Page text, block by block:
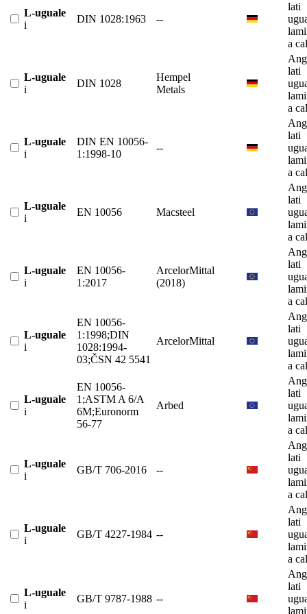
L-uguale
i
DIN 1028:1963 --
lati
a
L-uguale
i
DIN 1028
Hempel
Metals
lati
a
L-uguale
i
DIN EN 10056-
1:1998-10
--
lati
a
L-uguale
i
EN 10056 Macsteel
lati
a
L-uguale
i
EN 10056-
1:2017
ArcelorMittal
(2018)
lati
a
L-uguale
i
EN 10056-
1:1998;DIN
1028:1994-
03;ČSN 42 5541
ArcelorMittal
lati
a
L-uguale
i
EN 10056-
1;ASTM A 6/A
6M;Euronorm
56-77
Arbed
lati
a
L-uguale
i
GB/T 706-2016 --
lati
a
L-uguale
i
GB/T 4227-1984 --
lati
a
L-uguale
i
GB/T 9787-1988 --
lati